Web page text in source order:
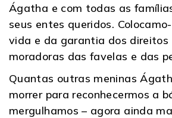
Ágatha e com todas as
seus entes queridos.
vida e da garantia dos direitos
moradoras das favelas e das
Quantas outras meninas
morrer para reconhecermos a
mergulhamos – agora ainda